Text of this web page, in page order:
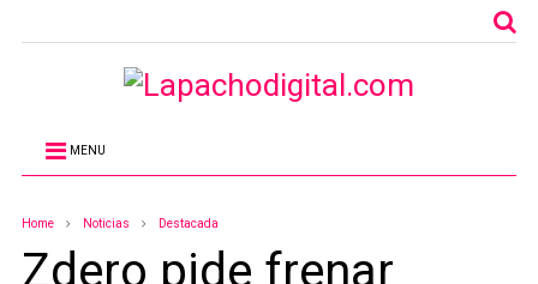
MENU
Home Noticias Destacada
Zdero pide frenar